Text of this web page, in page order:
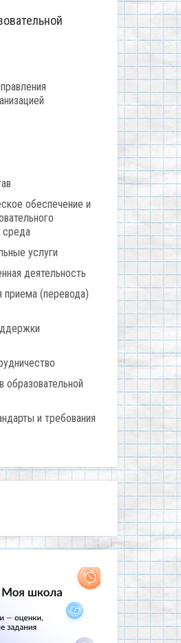
обеспечение и
среда
услуги
деятельность
приема (перевода)
образовательной
и требования